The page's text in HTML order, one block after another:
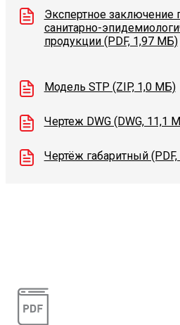
Экспертное заключение
санитарно-
продукции (PDF, 1,97 МБ)
Модель STP (ZIP, 1,0 МБ)
Чертеж DWG (DWG, 11,1
Чертёж габаритный